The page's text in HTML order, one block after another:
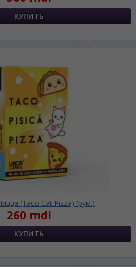
(Taco Cat Pizza) (рум.)
260 mdl
site-ului, puteți
din dreapta sus
RU